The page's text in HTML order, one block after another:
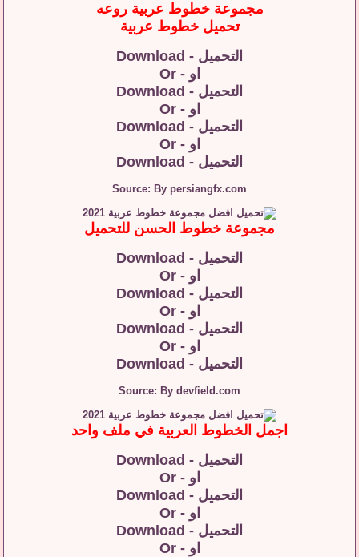
مجموعة خطوط عربية روعه
تحميل خطوط عربية
التحميل - Download
او - Or
التحميل - Download
او - Or
التحميل - Download
او - Or
التحميل - Download
Source: By persiangfx.com
مجموعة خطوط الحسن للتحميل
التحميل - Download
او - Or
التحميل - Download
او - Or
التحميل - Download
او - Or
التحميل - Download
Source: By devfield.com
اجمل الخطوط العربية في ملف واحد
التحميل - Download
او - Or
التحميل - Download
او - Or
التحميل - Download
او - Or